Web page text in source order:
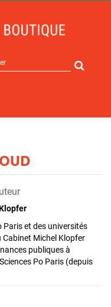
sur
Paris et des universités
Michel Klopfer
publiques à
Po Paris (depuis